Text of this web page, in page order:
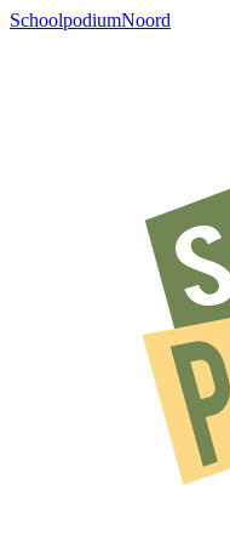
SchoolpodiumNoord